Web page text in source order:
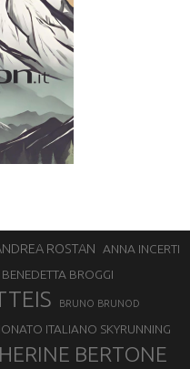
ROSTAN ANNA INCERTI
BENEDETTA BROGGI
BRUNO BRUNOD
ITALIANO SKYRUNNING
BERTONE